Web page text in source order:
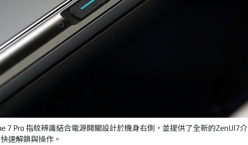
7 Pro 指紋辨識結合電源開關設計於機身右側，並提供了全新的ZenUI7介
速解鎖與操作。